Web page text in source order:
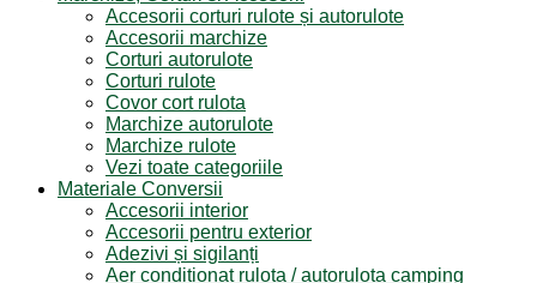
Accesorii corturi rulote și autorulote
Accesorii marchize
Corturi autorulote
Corturi rulote
Covor cort rulota
Marchize autorulote
Marchize rulote
Vezi toate categoriile
Materiale Conversii
Accesorii interior
Accesorii pentru exterior
Adezivi și sigilanți
Aer conditionat rulota / autorulota camping